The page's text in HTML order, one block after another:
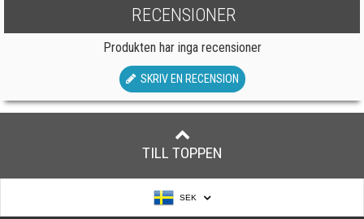
RECENSIONER
Produkten har inga recensioner
SKRIV EN RECENSION
TILL TOPPEN
SEK